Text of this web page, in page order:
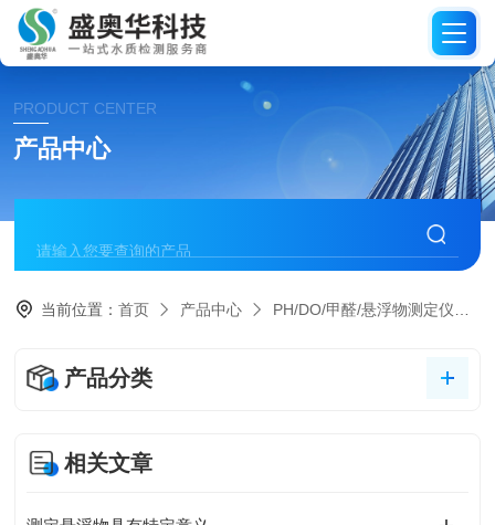
PRODUCT CENTER
产品中心
当前位置：首页 产品中心 PH/DO/甲醛/悬浮物测定仪
产品分类
相关文章